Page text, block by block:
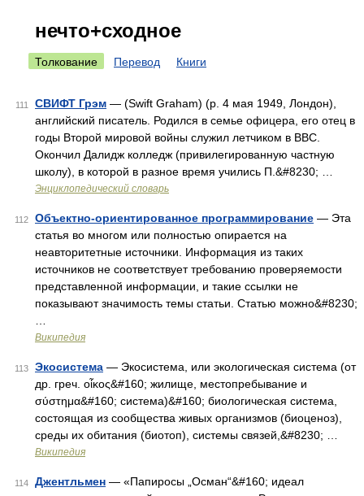
нечто+сходное
Толкование Перевод Книги
111 СВИФТ Грэм — (Swift Graham) (р. 4 мая 1949, Лондон),
английский писатель. Родился в семье офицера, его отец в
годы Второй мировой войны служил летчиком в ВВС.
Окончил Далидж колледж (привилегированную частную
школу), в которой в разное время учились П.&#8230; …
Энциклопедический словарь
112 Объектно-ориентированное программирование — Эта
статья во многом или полностью опирается на
неавторитетные источники. Информация из таких
источников не соответствует требованию проверяемости
представленной информации, и такие ссылки не
показывают значимость темы статьи. Статью можно&#8230;
Википедия
113 Экосистема — Экосистема, или экологическая система (от
др. греч. οἶκος&#160; жилище, местопребывание и
σύστημα&#160; система)&#160; биологическая система,
состоящая из сообщества живых организмов (биоценоз),
среды их обитания (биотоп), системы связей,&#8230; …
Википедия
114 Джентльмен — «Папиросы „Осман“&#160; идеал